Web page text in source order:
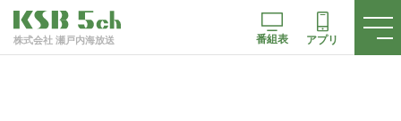
株式会社 瀬戸内海放送 番組表 アプリ